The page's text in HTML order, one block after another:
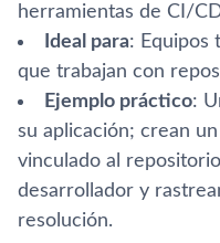
herramientas de CI/
Ideal para: Equipos
que trabajan con
Ejemplo práctico:
su aplicación; crean
vinculado al
desarrollador y
resolución.